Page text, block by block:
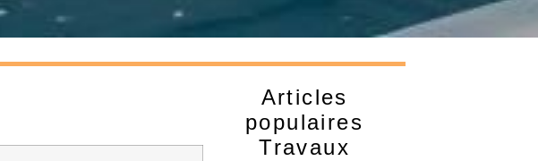
Articles
populaires
Travaux